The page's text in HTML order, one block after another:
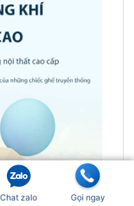
Chat zalo Gọi ngay